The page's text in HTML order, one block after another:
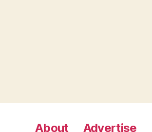
About Advertise